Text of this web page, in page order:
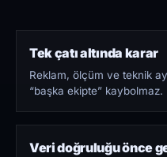
Tek çatı altında karar
Reklam, ölçüm ve teknik
“başka ekipte” kaybolmaz.
Veri doğruluğu önce